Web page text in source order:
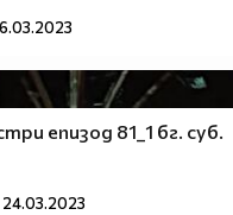
епизод 81_1 бг. суб.
24.03.2023